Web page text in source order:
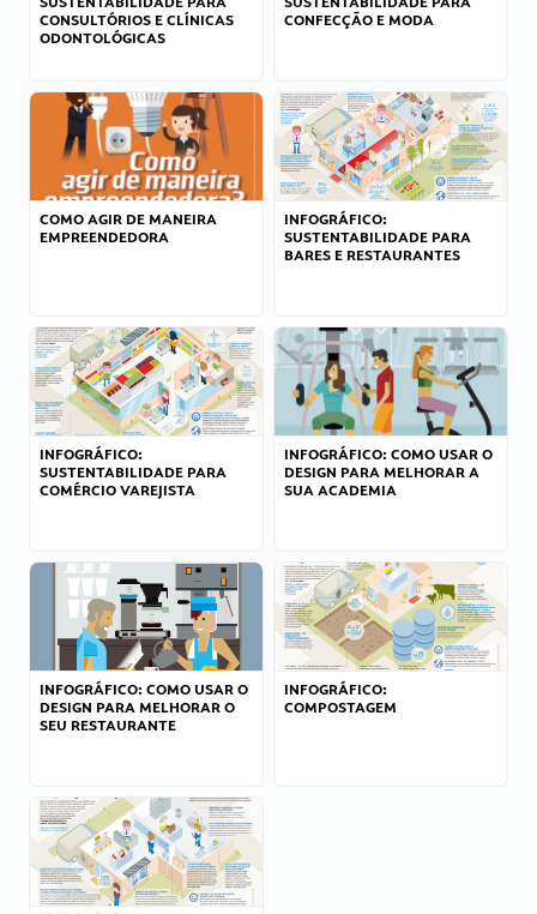
CONSULTÓRIOS E CLÍNICAS
ODONTOLÓGICAS
CONFECÇÃO E MODA
COMO AGIR DE MANEIRA
EMPREENDEDORA
INFOGRÁFICO:
SUSTENTABILIDADE PARA
BARES E RESTAURANTES
INFOGRÁFICO:
SUSTENTABILIDADE PARA
COMÉRCIO VAREJISTA
INFOGRÁFICO: COMO USAR O
DESIGN PARA MELHORAR A
SUA ACADEMIA
INFOGRÁFICO: COMO USAR O
DESIGN PARA MELHORAR O
SEU RESTAURANTE
INFOGRÁFICO:
COMPOSTAGEM